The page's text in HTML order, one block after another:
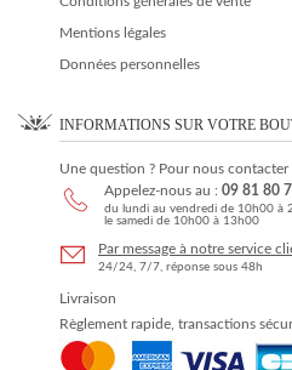
Mentions légales
Données personnelles
INFORMATIONS SUR VOTRE
Une question ? Pour nous
Appelez-nous au : 09 81 80
du lundi au vendredi de 10h00 à
le samedi de 10h00 à 13h00
Par message à notre service
24/24, 7/7, réponse sous 48h
Livraison
Règlement rapide, transactions